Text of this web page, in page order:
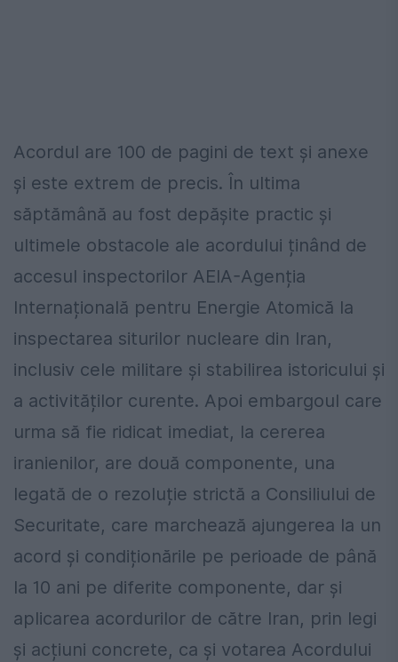
Acordul are 100 de pagini de text și anexe
și este extrem de precis. În ultima
săptămână au fost depășite practic și
ultimele obstacole ale acordului ținând de
accesul inspectorilor AEIA-Agenția
Internațională pentru Energie Atomică la
inspectarea siturilor nucleare din Iran,
inclusiv cele militare și stabilirea istoricului și
a activităților curente. Apoi embargoul care
urma să fie ridicat imediat, la cererea
iranienilor, are două componente, una
legată de o rezoluție strictă a Consiliului de
Securitate, care marchează ajungerea la un
acord și condiționările pe perioade de până
la 10 ani pe diferite componente, dar și
aplicarea acordurilor de către Iran, prin legi
și acțiuni concrete, ca și votarea Acordului